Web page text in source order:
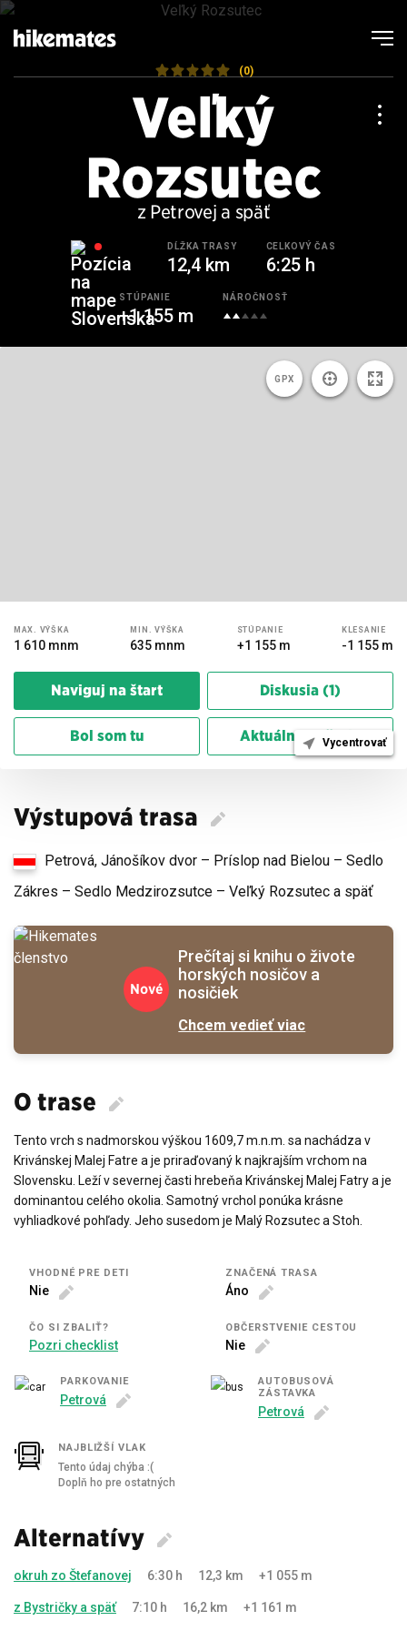
(0)
Veľký
Rozsutec
z Petrovej a späť
DĹŽKA TRASY
12,4 km
CELKOVÝ ČAS
6:25 h
STÚPANIE
+1 155 m
NÁROČNOSŤ
GPX
Vycentrovať
MAX. VÝŠKA
1 610 mnm
MIN.VÝŠKA
635 mnm
STÚPANIE
+1 155 m
KLESANIE
-1 155 m
Naviguj na štart Diskusia (1)
Bol som tu Aktuálne počasie
Výstupová trasa
Petrová, Jánošíkov dvor – Príslop nad Bielou – Sedlo
Zákres – Sedlo Medzirozsutce – Veľký Rozsutec a späť
Nové
Prečítaj si knihu o živote
horských nosičov a
nosičiek
Chcem vedieť viac
O trase
Tento vrch s nadmorskou výškou 1609,7 m.n.m. sa nachádza v
Krivánskej Malej Fatre a je priraďovaný k najkrajším vrchom na
Slovensku. Leží v severnej časti hrebeňa Krivánskej Malej Fatry a je
dominantou celého okolia. Samotný vrchol ponúka krásne
vyhliadkové pohľady. Jeho susedom je Malý Rozsutec a Stoh.
VHODNÉ PRE DETI
Nie
ZNAČENÁ TRASA
Áno
ČO SI ZBALIŤ?
Pozri checklist
OBČERSTVENIE CESTOU
Nie
PARKOVANIE
Petrová
AUTOBUSOVÁ
ZÁSTAVKA
Petrová
NAJBLIŽŠÍ VLAK
Tento údaj chýba :(
Doplň ho pre ostatných
Alternatívy
okruh zo Štefanovej 6:30 h 12,3 km +1 055 m
z Bystričky a späť 7:10 h 16,2 km +1 161 m